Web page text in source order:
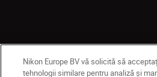
Nikon Europe BV vă solicită să
tehnologii similare pentru analiză și